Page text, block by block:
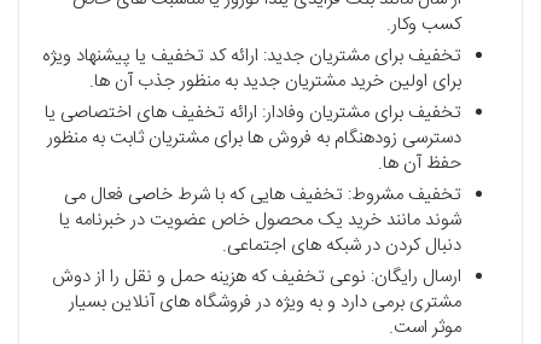
کسب وکار.
تخفیف برای مشتریان جدید: ارائه کد تخفیف یا پیشنهاد ویژه
برای اولین خرید مشتریان جدید به منظور جذب آن ها.
تخفیف برای مشتریان وفادار: ارائه تخفیف های اختصاصی یا
دسترسی زودهنگام به فروش ها برای مشتریان ثابت به منظور
حفظ آن ها.
تخفیف مشروط: تخفیف هایی که با شرط خاصی فعال می
شوند مانند خرید یک محصول خاص عضویت در خبرنامه یا
دنبال کردن در شبکه های اجتماعی.
ارسال رایگان: نوعی تخفیف که هزینه حمل و نقل را از دوش
مشتری برمی دارد و به ویژه در فروشگاه های آنلاین بسیار
موثر است.